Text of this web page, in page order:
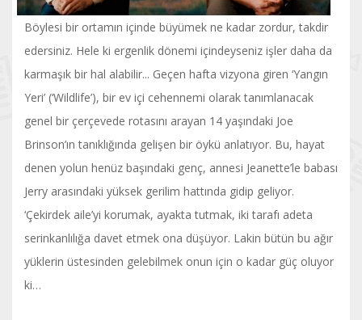
Böylesi bir ortamın içinde büyümek ne kadar zordur, takdir
edersiniz. Hele ki ergenlik dönemi içindeyseniz işler daha da
karmaşık bir hal alabilir... Geçen hafta vizyona giren ‘Yangın
Yeri’ (‘Wildlife’), bir ev içi cehennemi olarak tanımlanacak
genel bir çerçevede rotasını arayan 14 yaşındaki Joe
Brinson’ın tanıklığında gelişen bir öykü anlatıyor. Bu, hayat
denen yolun henüz başındaki genç, annesi Jeanette’le babası
Jerry arasındaki yüksek gerilim hattında gidip geliyor.
‘Çekirdek aile’yi korumak, ayakta tutmak, iki tarafı adeta
serinkanlılığa davet etmek ona düşüyor. Lakin bütün bu ağır
yüklerin üstesinden gelebilmek onun için o kadar güç oluyor
ki…